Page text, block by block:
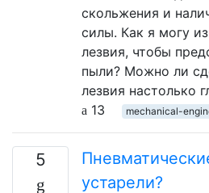
скольжения и
силы. Как я могу
лезвия, чтобы
пыли? Можно ли
лезвия настолько
13
mechanical-
5
устарели?